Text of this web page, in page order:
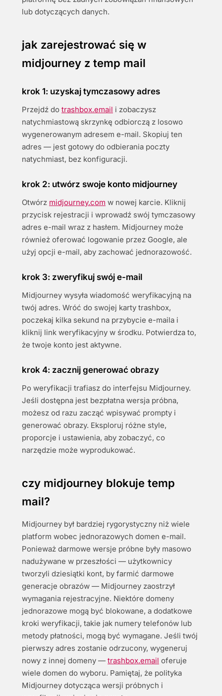
lub dotyczących danych.
jak zarejestrować się w
midjourney z temp mail
krok 1: uzyskaj tymczasowy adres
Przejdź do trashbox.email i zobaczysz
natychmiastową skrzynkę odbiorczą z losowo
wygenerowanym adresem e-mail. Skopiuj ten
adres — jest gotowy do odbierania poczty
natychmiast, bez konfiguracji.
krok 2: utwórz swoje konto midjourney
Otwórz midjourney.com w nowej karcie. Kliknij
przycisk rejestracji i wprowadź swój tymczasowy
adres e-mail wraz z hasłem. Midjourney może
również oferować logowanie przez Google, ale
użyj opcji e-mail, aby zachować jednorazowość.
krok 3: zweryfikuj swój e-mail
Midjourney wysyła wiadomość weryfikacyjną na
twój adres. Wróć do swojej karty trashbox,
poczekaj kilka sekund na przybycie e-maila i
kliknij link weryfikacyjny w środku. Potwierdza to,
że twoje konto jest aktywne.
krok 4: zacznij generować obrazy
Po weryfikacji trafiasz do interfejsu Midjourney.
Jeśli dostępna jest bezpłatna wersja próbna,
możesz od razu zacząć wpisywać prompty i
generować obrazy. Eksploruj różne style,
proporcje i ustawienia, aby zobaczyć, co
narzędzie może wyprodukować.
czy midjourney blokuje temp
mail?
Midjourney był bardziej rygorystyczny niż wiele
platform wobec jednorazowych domen e-mail.
Ponieważ darmowe wersje próbne były masowo
nadużywane w przeszłości — użytkownicy
tworzyli dziesiątki kont, by farmić darmowe
generacje obrazów — Midjourney zaostrzył
wymagania rejestracyjne. Niektóre domeny
jednorazowe mogą być blokowane, a dodatkowe
kroki weryfikacji, takie jak numery telefonów lub
metody płatności, mogą być wymagane. Jeśli twój
pierwszy adres zostanie odrzucony, wygeneruj
nowy z innej domeny — trashbox.email oferuje
wiele domen do wyboru. Pamiętaj, że polityka
Midjourney dotycząca wersji próbnych i